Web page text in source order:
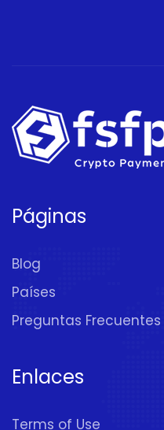
Páginas
Blog
Países
Preguntas Frecuentes
Enlaces
Terms of Use